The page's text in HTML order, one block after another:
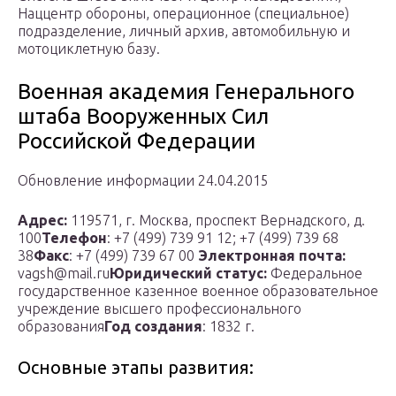
Наццентр обороны, операционное (специальное)
подразделение, личный архив, автомобильную и
мотоциклетную базу.
Военная академия Генерального
штаба Вооруженных Сил
Российской Федерации
Обновление информации 24.04.2015
Адрес: 119571, г. Москва, проспект Вернадского, д.
100Телефон: +7 (499) 739 91 12; +7 (499) 739 68
38Факс: +7 (499) 739 67 00 Электронная почта:
vagsh@mail.ruЮридический статус: Федеральное
государственное казенное военное образовательное
учреждение высшего профессионального
образованияГод создания: 1832 г.
Основные этапы развития: